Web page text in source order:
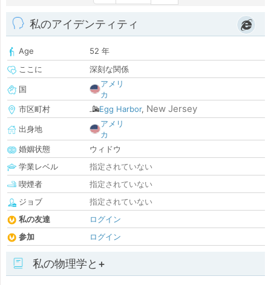
私のアイデンティティ
Age
52 年
ここに
深刻な関係
国
アメリ
カ
市区町村
Egg Harbor, New Jersey
出身地
アメリ
カ
婚姻状態
ウィドウ
学業レベル
指定されていない
喫煙者
指定されていない
ジョブ
指定されていない
私の友達
ログイン
参加
ログイン
私の物理学と+